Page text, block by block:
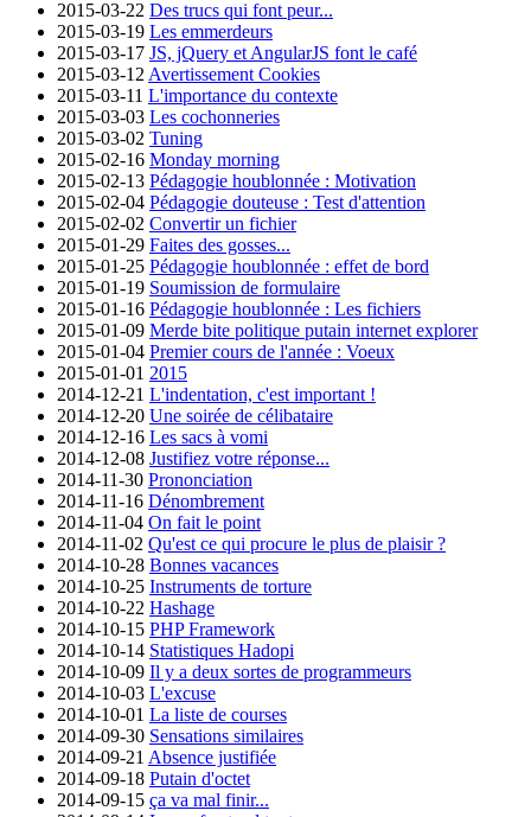
2015-03-22 Des trucs qui font peur...
2015-03-19 Les emmerdeurs
2015-03-17 JS, jQuery et AngularJS font le café
2015-03-12 Avertissement Cookies
2015-03-11 L'importance du contexte
2015-03-03 Les cochonneries
2015-03-02 Tuning
2015-02-16 Monday morning
2015-02-13 Pédagogie houblonnée : Motivation
2015-02-04 Pédagogie douteuse : Test d'attention
2015-02-02 Convertir un fichier
2015-01-29 Faites des gosses...
2015-01-25 Pédagogie houblonnée : effet de bord
2015-01-19 Soumission de formulaire
2015-01-16 Pédagogie houblonnée : Les fichiers
2015-01-09 Merde bite politique putain internet explorer
2015-01-04 Premier cours de l'année : Voeux
2015-01-01 2015
2014-12-21 L'indentation, c'est important !
2014-12-20 Une soirée de célibataire
2014-12-16 Les sacs à vomi
2014-12-08 Justifiez votre réponse...
2014-11-30 Prononciation
2014-11-16 Dénombrement
2014-11-04 On fait le point
2014-11-02 Qu'est ce qui procure le plus de plaisir ?
2014-10-28 Bonnes vacances
2014-10-25 Instruments de torture
2014-10-22 Hashage
2014-10-15 PHP Framework
2014-10-14 Statistiques Hadopi
2014-10-09 Il y a deux sortes de programmeurs
2014-10-03 L'excuse
2014-10-01 La liste de courses
2014-09-30 Sensations similaires
2014-09-21 Absence justifiée
2014-09-18 Putain d'octet
2014-09-15 ça va mal finir...